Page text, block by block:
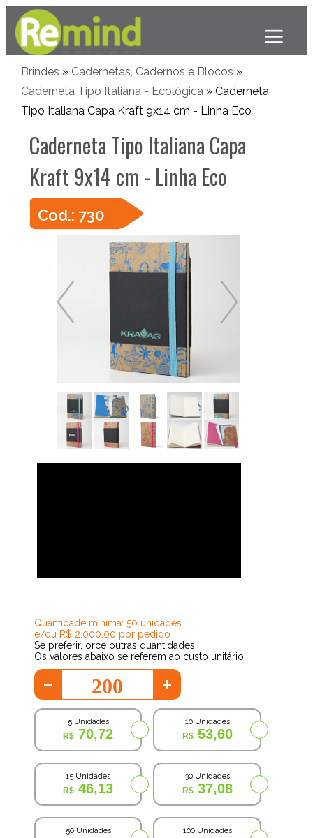
Brindes » Cadernetas, Cadernos e Blocos »
Caderneta Tipo Italiana - Ecológica» Caderneta
Tipo Italiana Capa Kraft 9x14 cm - Linha Eco
Caderneta Tipo Italiana Capa
Kraft 9x14 cm - Linha Eco
Cod.: 730
Quantidade mínima: 50 unidades
e/ou R$ 2.000,00 por pedido
Se preferir, orce outras quantidades
Os valores abaixo se referem ao custo unitário.
- +
5 Unidades
70,72
10 Unidades
53,60
15 Unidades
46,13
30 Unidades
37,08
50 Unidades 100 Unidades